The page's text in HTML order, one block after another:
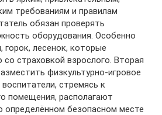
требованиям и правилам
обязан проверять
оборудования. Особенно
горок, лесенок, которые
страховкой взрослого. Вторая
физкультурно-игровое
стремясь к
помещения, располагают
определённом безопасном месте